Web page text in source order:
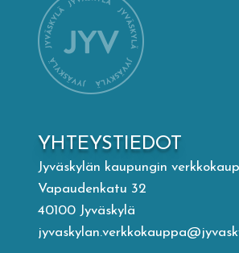
Kirjasto
Visit Jyvaskyla Region
Lasten Lysti & LystiKylä-festivaali
Ohje
YHTEYSTIEDOT
Jyväskylän kaupungin
Vapaudenkatu 32
40100 Jyväskylä